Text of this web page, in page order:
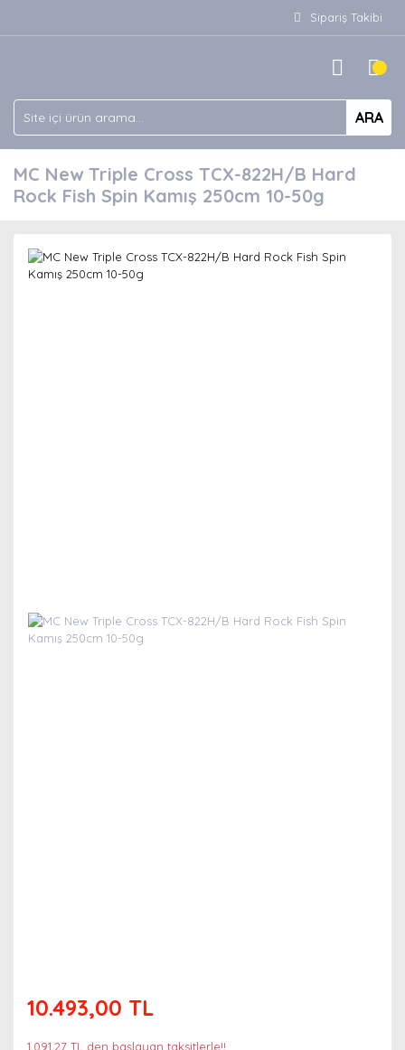
Sipariş Takibi
ARA
MC New Triple Cross TCX-822H/B Hard
Rock Fish Spin Kamış 250cm 10-50g
10.493,00 TL
1.091,27 TL den başlayan taksitlerle!!